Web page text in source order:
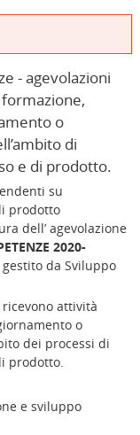
- agevolazioni
o
di
e di prodotto.
su
prodotto
dell’ agevolazione
2020-
da Sviluppo
attività
o
dei processi di
prodotto.
e sviluppo